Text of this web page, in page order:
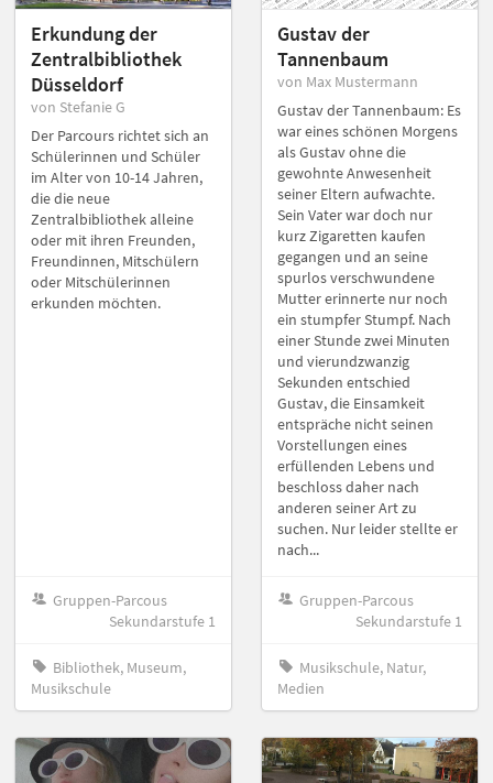
Erkundung der
Zentralbibliothek
Düsseldorf
von Stefanie G
Der Parcours richtet sich an
Schülerinnen und Schüler
im Alter von 10-14 Jahren,
die die neue
Zentralbibliothek alleine
oder mit ihren Freunden,
Freundinnen, Mitschülern
oder Mitschülerinnen
erkunden möchten.
Gruppen-Parcous
Sekundarstufe 1
Bibliothek, Museum,
Musikschule
Gustav der
Tannenbaum
von Max Mustermann
Gustav der Tannenbaum: Es
war eines schönen Morgens
als Gustav ohne die
gewohnte Anwesenheit
seiner Eltern aufwachte.
Sein Vater war doch nur
kurz Zigaretten kaufen
gegangen und an seine
spurlos verschwundene
Mutter erinnerte nur noch
ein stumpfer Stumpf. Nach
einer Stunde zwei Minuten
und vierundzwanzig
Sekunden entschied
Gustav, die Einsamkeit
entspräche nicht seinen
Vorstellungen eines
erfüllenden Lebens und
beschloss daher nach
anderen seiner Art zu
suchen. Nur leider stellte er
nach...
Gruppen-Parcous
Sekundarstufe 1
Musikschule, Natur,
Medien